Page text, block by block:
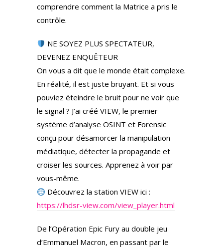
comprendre comment la Matrice a pris le
contrôle.
NE SOYEZ PLUS SPECTATEUR,
DEVENEZ ENQUÊTEUR
On vous a dit que le monde était complexe.
En réalité, il est juste bruyant. Et si vous
pouviez éteindre le bruit pour ne voir que
le signal ? J’ai créé VIEW, le premier
système d’analyse OSINT et Forensic
conçu pour désamorcer la manipulation
médiatique, détecter la propagande et
croiser les sources. Apprenez à voir par
vous-même.
Découvrez la station VIEW ici :
https://lhdsr-view.com/view_player.html
De l’Opération Epic Fury au double jeu
d’Emmanuel Macron, en passant par le